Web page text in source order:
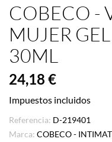
COBECO -
MUJER
30ML
24,18 €
Impuestos incluidos
Referencia: D-219401
Marca: COBECO -